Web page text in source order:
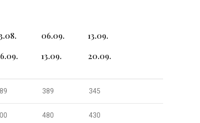
06.09.
13.09.
13.09.
20.09.
389 345
480 430